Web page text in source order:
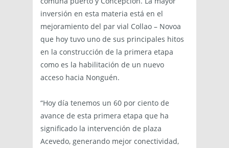
inversión en esta materia está en el
mejoramiento del par vial Collao – Novoa
que hoy tuvo uno de sus principales hitos
en la construcción de la primera etapa
como es la habilitación de un nuevo
acceso hacia Nonguén.
“Hoy día tenemos un 60 por ciento de
avance de esta primera etapa que ha
significado la intervención de plaza
Acevedo, generando mejor conectividad,